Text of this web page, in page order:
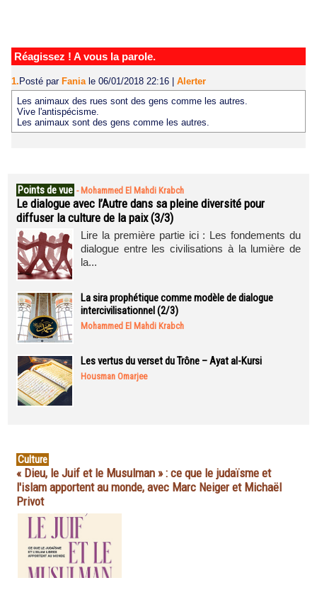
Réagissez ! A vous la parole.
1.Posté par Fania le 06/01/2018 22:16 | Alerter
Les animaux des rues sont des gens comme les autres.
Vive l'antispécisme.
Les animaux sont des gens comme les autres.
Points de vue - Mohammed El Mahdi Krabch
Le dialogue avec l’Autre dans sa pleine diversité pour
diffuser la culture de la paix (3/3)
Lire la première partie ici : Les fondements du
dialogue entre les civilisations à la lumière de
la...
La sira prophétique comme modèle de dialogue
intercivilisationnel (2/3)
Mohammed El Mahdi Krabch
Les vertus du verset du Trône – Ayat al-Kursi
Housman Omarjee
Culture
« Dieu, le Juif et le Musulman » : ce que le judaïsme et
l'islam apportent au monde, avec Marc Neiger et Michaël
Privot